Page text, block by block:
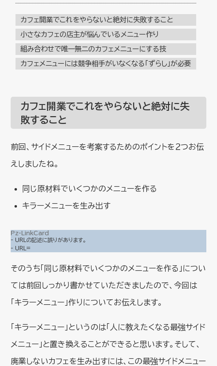
カフェ開業でこれをやらないと絶対に失敗すること
小さなカフェの店主が悩んでいるメニュー作り
組み合わせで唯一無二のカフェメニューにする技
カフェメニューには競争相手がいなくなる「ずらし」が必要
カフェ開業でこれをやらないと絶対に失
敗すること
前回、サイドメニューを考案するためのポイントを２つお伝
えしましたね。
同じ原材料でいくつかのメニューを作る
キラーメニューを生み出す
Pz-LinkCard
- URLの記述に誤りがあります。
- URL=
そのうち「同じ原材料でいくつかのメニューを作る」につい
ては前回しっかり書かせていただきましたので、今回は
「キラーメニュー」作りについてお伝えします。
「キラーメニュー」というのは「人に教えたくなる最強サイド
メニュー」と置き換えることができると思います。そして、
廃業しないカフェを生み出すには、この最強サイドメニュー